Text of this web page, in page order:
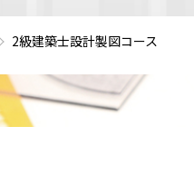
2級建築士設計製図コース